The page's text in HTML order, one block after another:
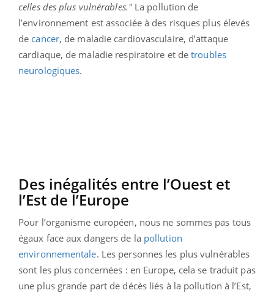
celles des plus vulnérables." La pollution de
l’environnement est associée à des risques plus élevés
de cancer, de maladie cardiovasculaire, d’attaque
cardiaque, de maladie respiratoire et detroubles
neurologiques.
Des inégalités entre l’Ouest et
l’Est de l’Europe
Pour l’organisme européen, nous ne sommes pas tous
égaux face aux dangers de la pollution
environnementale. Les personnes les plus vulnérables
sont les plus concernées : en Europe, cela se traduit pas
une plus grande part de décès liés à la pollution à l’Est,